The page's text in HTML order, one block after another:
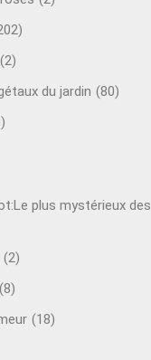
(2)
du jardin (80)
plus mystérieux des
(2)
(8)
(18)